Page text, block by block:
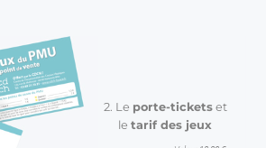
TÉLÉPRONO